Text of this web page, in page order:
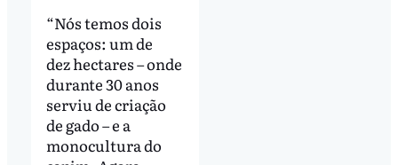
“Nós temos dois
espaços: um de
dez hectares – onde
durante 30 anos
serviu de criação
de gado – e a
monocultura do